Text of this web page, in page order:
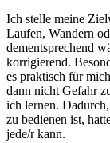
Ich stelle meine
Laufen, Wandern
dementsprechend
korrigierend.
es praktisch für
dann nicht Gefahr
ich lernen.
zu bedienen ist,
jede/r kann.